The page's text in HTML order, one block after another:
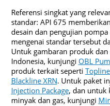
Referensi singkat yang
standar: API 675
desain dan pengujian
mengenai standar tersebut
Untuk gambaran produk
Indonesia, kunjungi OBL
produk terkait seperti
Blackline XRN. Untuk paket
Injection Package, dan untuk
minyak dan gas, kunjungi